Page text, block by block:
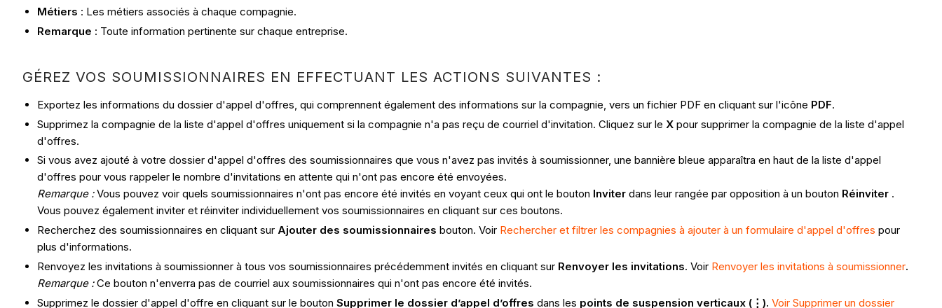
Métiers : Les métiers associés à chaque compagnie.
Remarque : Toute information pertinente sur chaque entreprise.
GÉREZ VOS SOUMISSIONNAIRES EN EFFECTUANT LES ACTIONS SUIVANTES :
Exportez les informations du dossier d'appel d'offres, qui comprennent également des informations sur la compagnie, vers un fichier PDF en cliquant sur l'icône PDF.
Supprimez la compagnie de la liste d'appel d'offres uniquement si la compagnie n'a pas reçu de courriel d'invitation. Cliquez sur le X pour supprimer la compagnie de la liste d'appel
d'offres.
Si vous avez ajouté à votre dossier d'appel d'offres des soumissionnaires que vous n'avez pas invités à soumissionner, une bannière bleue apparaîtra en haut de la liste d'appel
d'offres pour vous rappeler le nombre d'invitations en attente qui n'ont pas encore été envoyées.
Remarque :Vous pouvez voir quels soumissionnaires n'ont pas encore été invités en voyant ceux qui ont le bouton Inviter dans leur rangée par opposition à un bouton Réinviter .
Vous pouvez également inviter et réinviter individuellement vos soumissionnaires en cliquant sur ces boutons.
Recherchez des soumissionnaires en cliquant sur Ajouter des soumissionnaires bouton. Voir Rechercher et filtrer les compagnies à ajouter à un formulaire d'appel d'offres pour
plus d'informations.
Renvoyez les invitations à soumissionner à tous vos soumissionnaires précédemment invités en cliquant sur Renvoyer les invitations. Voir Renvoyer les invitations à soumissionner.
Remarque :Ce bouton n'enverra pas de courriel aux soumissionnaires qui n'ont pas encore été invités.
Supprimez le dossier d'appel d'offre en cliquant sur le bouton Supprimer le dossier d’appel d’offres dans les points de suspension verticaux (⋮). Voir Supprimer un dossier